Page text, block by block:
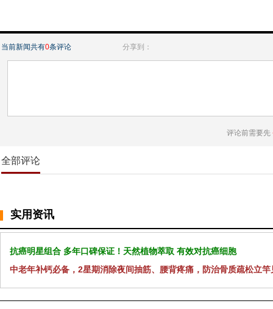
当前新闻共有0条评论 分享到：
评论前需要先
全部评论
实用资讯
抗癌明星组合 多年口碑保证！天然植物萃取 有效对抗癌细胞
中老年补钙必备，2星期消除夜间抽筋、腰背疼痛，防治骨质疏松立竿